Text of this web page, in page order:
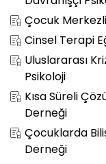
Çocuk
Cinsel Terapi
Uluslararası
Psikoloji
Kısa Süreli
Derneği
Çocuklarda
Derneği